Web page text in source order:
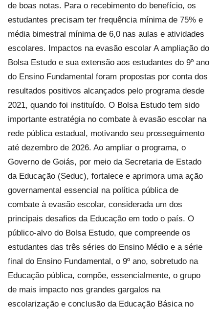
de boas notas. Para o recebimento do benefício, os
estudantes precisam ter frequência mínima de 75% e
média bimestral mínima de 6,0 nas aulas e atividades
escolares. Impactos na evasão escolar A ampliação do
Bolsa Estudo e sua extensão aos estudantes do 9º ano
do Ensino Fundamental foram propostas por conta dos
resultados positivos alcançados pelo programa desde
2021, quando foi instituído. O Bolsa Estudo tem sido
importante estratégia no combate à evasão escolar na
rede pública estadual, motivando seu prosseguimento
até dezembro de 2026. Ao ampliar o programa, o
Governo de Goiás, por meio da Secretaria de Estado
da Educação (Seduc), fortalece e aprimora uma ação
governamental essencial na política pública de
combate à evasão escolar, considerada um dos
principais desafios da Educação em todo o país. O
público-alvo do Bolsa Estudo, que compreende os
estudantes das três séries do Ensino Médio e a série
final do Ensino Fundamental, o 9º ano, sobretudo na
Educação pública, compõe, essencialmente, o grupo
de mais impacto nos grandes gargalos na
escolarização e conclusão da Educação Básica no